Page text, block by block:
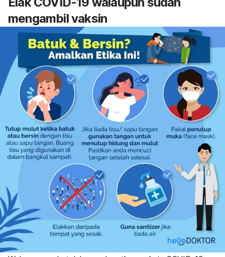
mengambil vaksin